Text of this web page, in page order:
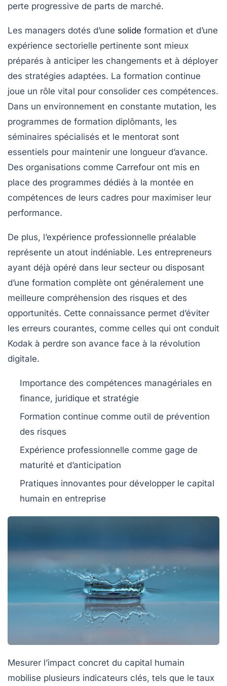
perte progressive de parts de marché.
Les managers dotés d’une solide formation et d’une
expérience sectorielle pertinente sont mieux
préparés à anticiper les changements et à déployer
des stratégies adaptées. La formation continue
joue un rôle vital pour consolider ces compétences.
Dans un environnement en constante mutation, les
programmes de formation diplômants, les
séminaires spécialisés et le mentorat sont
essentiels pour maintenir une longueur d’avance.
Des organisations comme Carrefour ont mis en
place des programmes dédiés à la montée en
compétences de leurs cadres pour maximiser leur
performance.
De plus, l’expérience professionnelle préalable
représente un atout indéniable. Les entrepreneurs
ayant déjà opéré dans leur secteur ou disposant
d’une formation complète ont généralement une
meilleure compréhension des risques et des
opportunités. Cette connaissance permet d’éviter
les erreurs courantes, comme celles qui ont conduit
Kodak à perdre son avance face à la révolution
digitale.
Importance des compétences managériales en
finance, juridique et stratégie
Formation continue comme outil de prévention
des risques
Expérience professionnelle comme gage de
maturité et d’anticipation
Pratiques innovantes pour développer le capital
humain en entreprise
Mesurer l’impact concret du capital humain
mobilise plusieurs indicateurs clés, tels que le taux